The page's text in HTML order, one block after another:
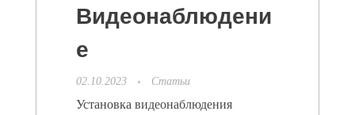
Видеонаблюдени
е
02.10.2023 Статьи
Установка видеонаблюдения